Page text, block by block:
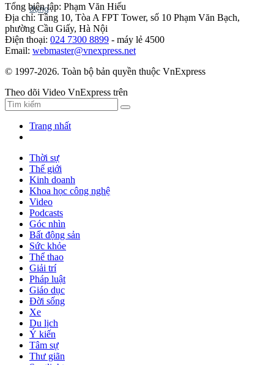
Tổng biên tập: Phạm Văn Hiếu
Địa chỉ: Tầng 10, Tòa A FPT Tower, số 10 Phạm Văn Bạch,
phường Cầu Giấy, Hà Nội
Điện thoại: 024 7300 8899 - máy lẻ 4500
Email: webmaster@vnexpress.net
© 1997-2026. Toàn bộ bản quyền thuộc VnExpress
Theo dõi Video VnExpress trên
Trang nhất
Thời sự
Thế giới
Kinh doanh
Khoa học công nghệ
Video
Podcasts
Góc nhìn
Bất động sản
Sức khỏe
Thể thao
Giải trí
Pháp luật
Giáo dục
Đời sống
Xe
Du lịch
Ý kiến
Tâm sự
Thư giãn